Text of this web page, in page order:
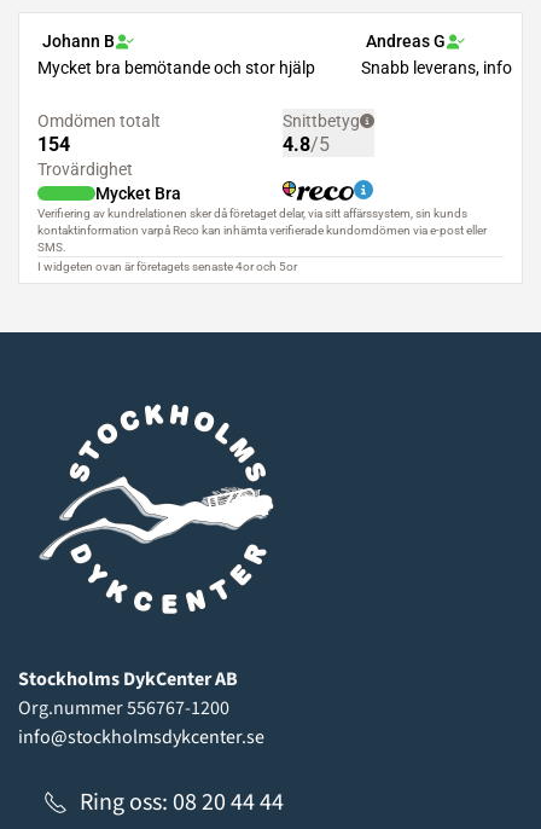
Stockholms DykCenter AB
Org.nummer 556767-1200
info@stockholmsdykcenter.se
Ring oss: 08 20 44 44